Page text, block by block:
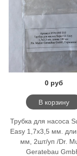
0 руб
В корзину
Трубка для насоса
Easy 1,7х3,5 мм.
мм, 2шт/уп /Dr.
Geratebau